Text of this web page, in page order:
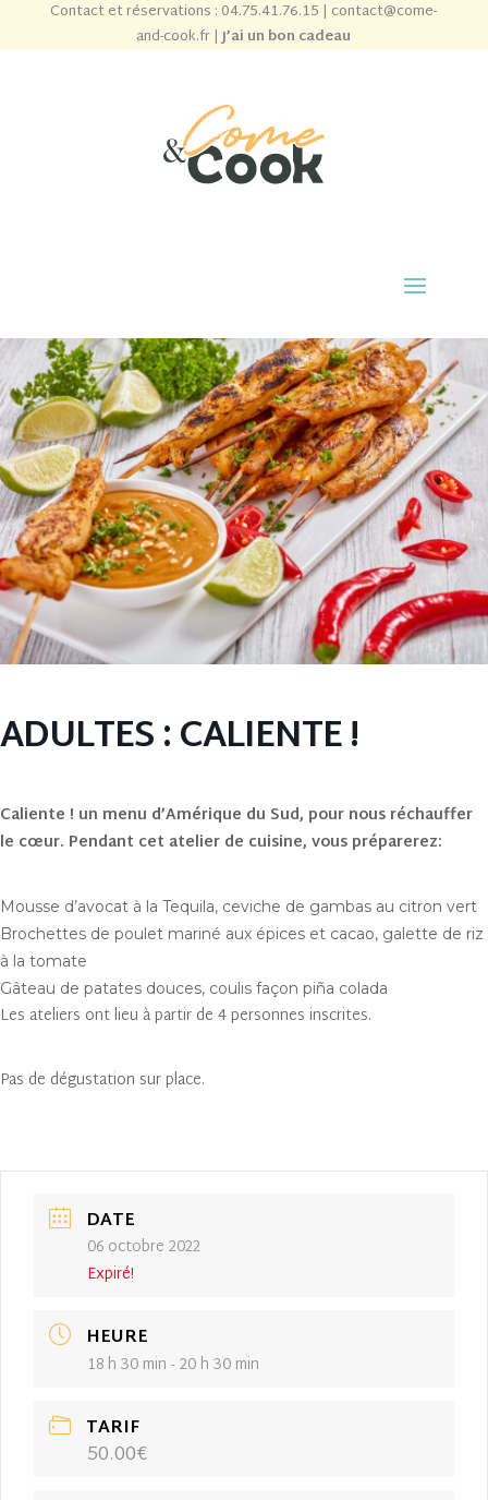
Contact et réservations : 04.75.41.76.15 | contact@come-
and-cook.fr|J’ai un bon cadeau
ADULTES : CALIENTE !
Caliente ! un menu d’Amérique du Sud, pour nous réchauffer
le cœur. Pendant cet atelier de cuisine, vous préparerez:
Mousse d’avocat à la Tequila, ceviche de gambas au citron vert
Brochettes de poulet mariné aux épices et cacao, galette de riz
à la tomate
Gâteau de patates douces, coulis façon piña colada
Les ateliers ont lieu à partir de 4 personnes inscrites.
Pas de dégustation sur place.
DATE
06 octobre 2022
Expiré!
HEURE
18 h 30 min - 20 h 30 min
TARIF
50.00€